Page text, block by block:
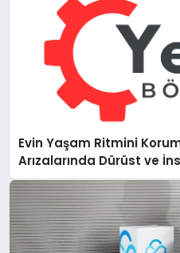
Evin Yaşam Ritmini
Arızalarında Dürüst ve